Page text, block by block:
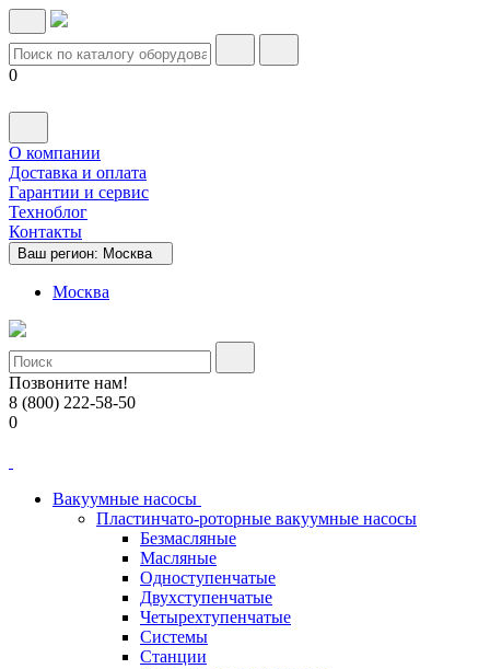
0
О компании
Доставка и оплата
Гарантии и сервис
Техноблог
Контакты
Ваш регион: Москва
Москва
Позвоните нам!
8 (800) 222-58-50
0
Вакуумные насосы
Пластинчато-роторные вакуумные насосы
Безмасляные
Масляные
Одноступенчатые
Двухступенчатые
Четырехтупенчатые
Системы
Станции